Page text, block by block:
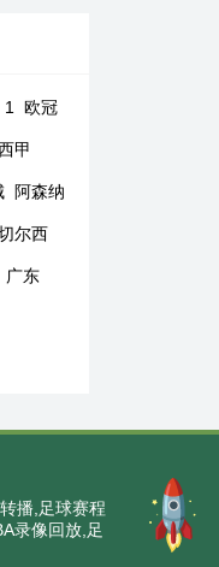
1 欧冠
甲
阿森纳
尔西
广东
播,足球赛程
录像回放,足